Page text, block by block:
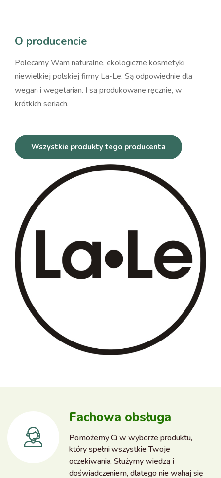
O producencie
Polecamy Wam naturalne, ekologiczne kosmetyki
niewielkiej polskiej firmy La-Le. Są odpowiednie dla
wegan i wegetarian. I są produkowane ręcznie, w
krótkich seriach.
Wszystkie produkty tego producenta
Fachowa obsługa
Pomożemy Ci w wyborze produktu,
który spełni wszystkie Twoje
oczekiwania. Służymy wiedzą i
doświadczeniem, dlatego nie wahaj się